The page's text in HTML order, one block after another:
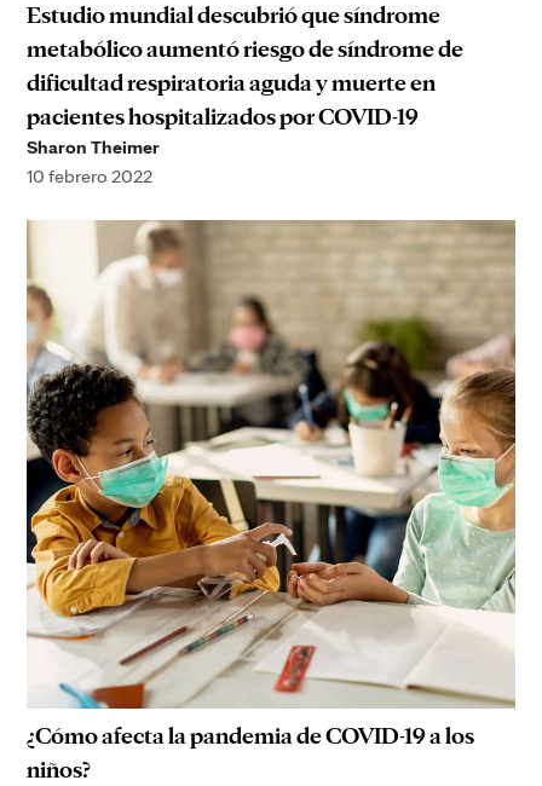
Estudio mundial descubrió que síndrome
metabólico aumentó riesgo de síndrome de
dificultad respiratoria aguda y muerte en
pacientes hospitalizados por COVID-19
Sharon Theimer
10 febrero 2022
¿Cómo afecta la pandemia de COVID-19 a los
niños?